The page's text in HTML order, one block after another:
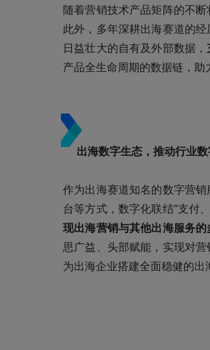
随着营销技术产品矩阵的不
此外，多年深耕出海赛道的
日益壮大的自有及外部数据，
产品全生命周期的数据链，助
出海数字生态，推动行业
作为出海赛道知名的数字营
台等方式，数字化联结“支付
现出海营销与其他出海服务的
思广益、头部赋能，实现对
为出海企业搭建全面稳健的出